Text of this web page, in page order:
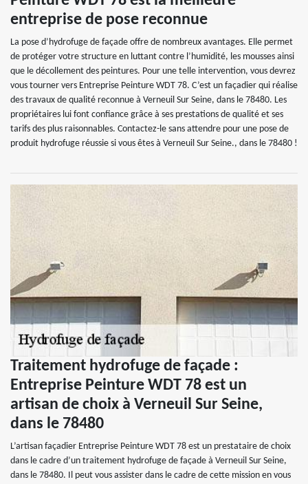
entreprise de pose reconnue
La pose d’hydrofuge de façade offre de nombreux avantages. Elle permet
de protéger votre structure en luttant contre l’humidité, les mousses ainsi
que le décollement des peintures. Pour une telle intervention, vous devrez
vous tourner vers Entreprise Peinture WDT 78. C’est un façadier qui réalise
des travaux de qualité reconnue à Verneuil Sur Seine, dans le 78480. Les
propriétaires lui font confiance grâce à ses prestations de qualité et ses
tarifs des plus raisonnables. Contactez-le sans attendre pour une pose de
produit hydrofuge réussie si vous êtes à Verneuil Sur Seine., dans le 78480 !
Traitement hydrofuge de façade :
Entreprise Peinture WDT 78 est un
artisan de choix à Verneuil Sur Seine,
dans le 78480
L’artisan façadier Entreprise Peinture WDT 78 est un prestataire de choix
dans le cadre d’un traitement hydrofuge de façade à Verneuil Sur Seine,
dans le 78480. Il peut vous assister dans le cadre de cette mission en vous